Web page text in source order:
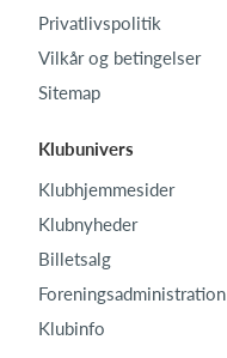
Privatlivspolitik
Vilkår og betingelser
Sitemap
Klubunivers
Klubhjemmesider
Klubnyheder
Billetsalg
Foreningsadministration
Klubinfo